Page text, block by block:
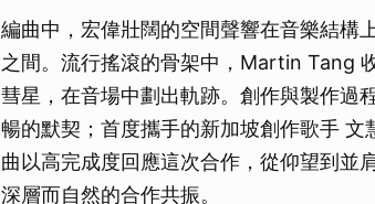
編曲中，宏偉壯闊的空間聲響在音樂結構
之間。流行搖滾的骨架中，Martin Tang
彗星，在音場中劃出軌跡。創作與製作過
暢的默契；首度攜手的新加坡創作歌手
曲以高完成度回應這次合作，從仰望到並
深層而自然的合作共振。